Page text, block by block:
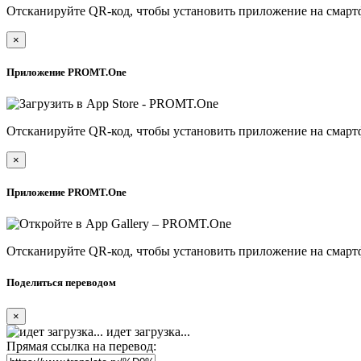
Отсканируйте QR-код, чтобы установить приложение на
×
Приложение PROMT.One
Отсканируйте QR-код, чтобы установить приложение на
×
Приложение PROMT.One
Отсканируйте QR-код, чтобы установить приложение на
Поделиться переводом
×
идет загрузка...
Прямая ссылка на перевод: